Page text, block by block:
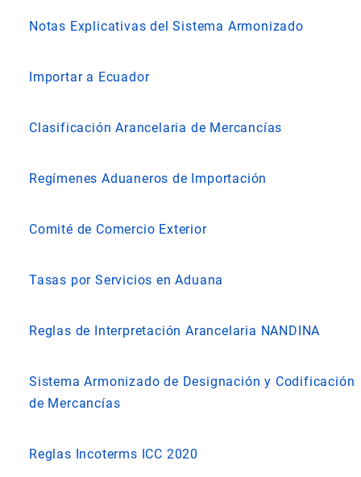
Notas Explicativas del Sistema Armonizado
Importar a Ecuador
Clasificación Arancelaria de Mercancías
Regímenes Aduaneros de Importación
Comité de Comercio Exterior
Tasas por Servicios en Aduana
Reglas de Interpretación Arancelaria NANDINA
Sistema Armonizado de Designación y Codificación
de Mercancías
Reglas Incoterms ICC 2020